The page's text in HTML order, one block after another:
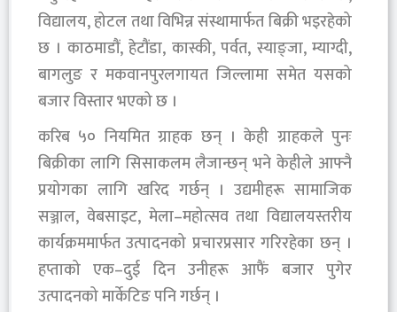
विद्यालय, होटल तथा विभिन्न संस्थामार्फत बिक्री भइरहेको
छ । काठमाडौं, हेटौंडा, कास्की, पर्वत, स्याङ्जा, म्याग्दी,
बागलुङ र मकवानपुरलगायत जिल्लामा समेत यसको
बजार विस्तार भएको छ ।
करिब ५० नियमित ग्राहक छन् । केही ग्राहकले पुनः
बिक्रीका लागि सिसाकलम लैजान्छन् भने केहीले आफ्नै
प्रयोगका लागि खरिद गर्छन् । उद्यमीहरू सामाजिक
सञ्जाल, वेबसाइट, मेला–महोत्सव तथा विद्यालयस्तरीय
कार्यक्रममार्फत उत्पादनको प्रचारप्रसार गरिरहेका छन् ।
हप्ताको एक–दुई दिन उनीहरू आफैं बजार पुगेर
उत्पादनको मार्केटिङ पनि गर्छन् ।